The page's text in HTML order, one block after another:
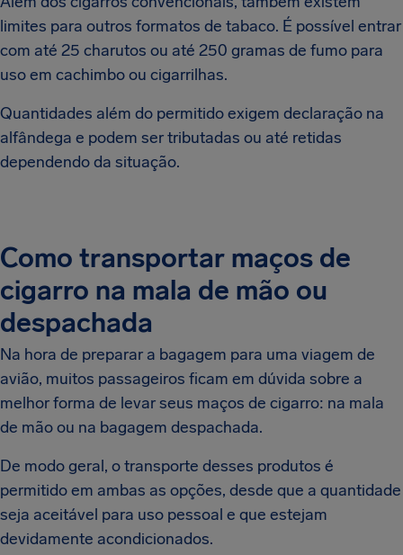
limites para outros formatos de tabaco. É possível entrar
com até 25 charutos ou até 250 gramas de fumo para
uso em cachimbo ou cigarrilhas.
Quantidades além do permitido exigem declaração na
alfândega e podem ser tributadas ou até retidas
dependendo da situação.
Como transportar maços de
cigarro na mala de mão ou
despachada
Na hora de preparar a bagagem para uma viagem de
avião, muitos passageiros ficam em dúvida sobre a
melhor forma de levar seus maços de cigarro: na mala
de mão ou na bagagem despachada.
De modo geral, o transporte desses produtos é
permitido em ambas as opções, desde que a quantidade
seja aceitável para uso pessoal e que estejam
devidamente acondicionados.